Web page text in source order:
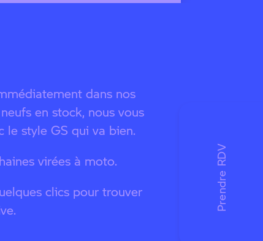
dans nos
en stock, nous vous
le style GS qui va bien.
virées à moto.
clics pour trouver